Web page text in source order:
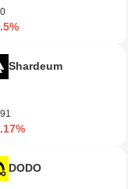
することができま
プリケーションを構
トウェア開発キット
たdAppsの作成を促
てのユーティリティ
は取引、ガバナンス、
がありますか？
Shardeum
DODO